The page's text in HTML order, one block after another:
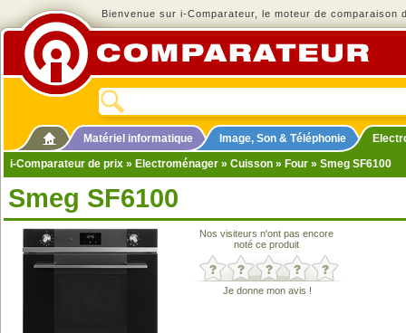
Bienvenue sur i-Comparateur, le moteur de comparaison
Matériel informatique Image, Son & Téléphonie
i-Comparateur de prix » Electroménager » Cuisson » Four » Smeg SF6100
Smeg SF6100
Nos visiteurs n'ont pas encore
noté ce produit
Je donne mon avis !